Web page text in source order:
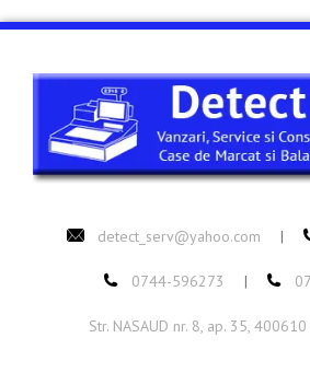
detect_serv@yahoo.com
0744-596273
Str. NASAUD nr. 8, ap. 35, 400610